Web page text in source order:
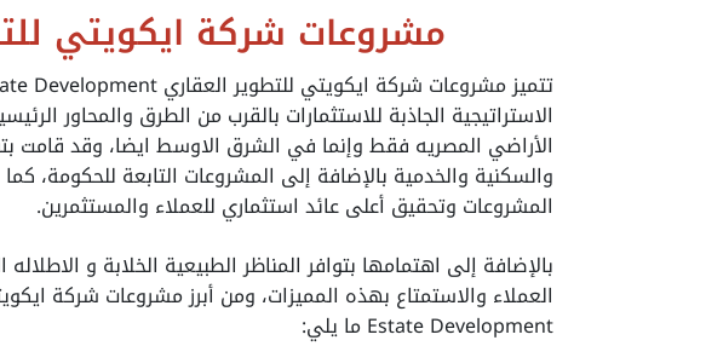
مشروعات شركة ايكويتي
الاستراتيجية الجاذبة للاستثمارات بالقرب من الطرق والمحاور
الأراضي المصريه فقط وإنما في الشرق الاوسط ايضا، وقد قامت
والسكنية والخدمية بالإضافة إلى المشروعات التابعة للحكومة،
المشروعات وتحقيق أعلى عائد استثماري للعملاء والمستثمرين.
بالإضافة إلى اهتمامها بتوافر المناظر الطبيعية الخلابة و
Estate Development ما يلي: